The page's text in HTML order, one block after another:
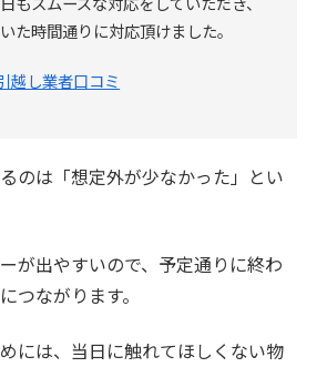
た時間通りに対応頂けました。
越し業者口コミ
のは「想定外が少なかった」とい
が出やすいので、予定通りに終わ
つながります。
には、当日に触れてほしくない物